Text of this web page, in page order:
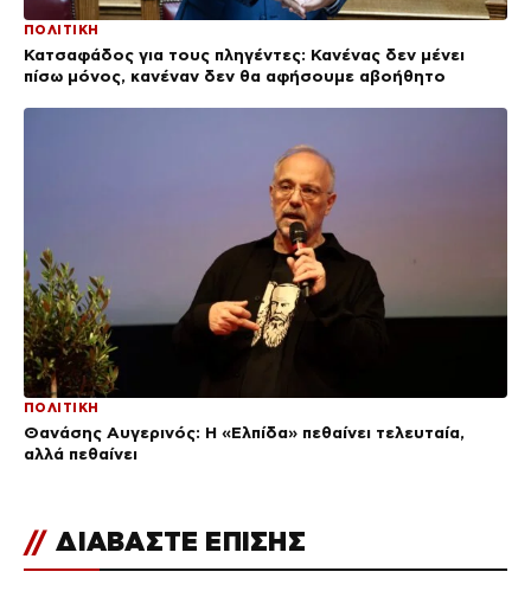
ΠΟΛΙΤΙΚΗ
Κατσαφάδος για τους πληγέντες: Κανένας δεν μένει
πίσω μόνος, κανέναν δεν θα αφήσουμε αβοήθητο
ΠΟΛΙΤΙΚΗ
Θανάσης Αυγερινός: Η «Ελπίδα» πεθαίνει τελευταία,
αλλά πεθαίνει
// ΔΙΑΒΑΣΤΕ ΕΠΙΣΗΣ